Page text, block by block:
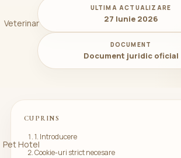
Veterinar
Pet Hotel
ULTIMA ACTUALIZARE
27 Iunie 2026
DOCUMENT
Document juridic oficial
CUPRINS
1. Introducere
Cookie-uri strict necesare